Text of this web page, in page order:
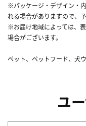
※パッケージ・デザイン・
れる場合がありますので、
※お届け地域によっては、
場合がございます。
ペット、ペットフード、犬
ユ